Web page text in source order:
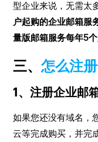
型企业来说，无需太
户起购的企业邮箱服
量版邮箱服务每年5
三、怎么注
1、注册企业邮
如果您还没有域名，
云等完成购买，并完